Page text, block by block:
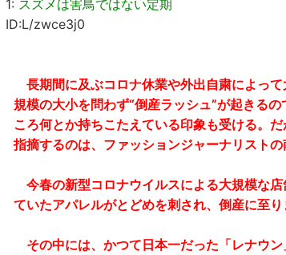
1: スズメは害鳥ではない定期
ID:L/zwce3j0
長期間に及ぶコロナ休業や外出自粛によっ
規模の大小を問わず“倒産ラッシュ”が起きる
ころ何とか持ちこたえている印象も受ける。
指摘するのは、ファッションジャーナリストの
今春の新型コロナウイルスによる大規模な
ていたアパレルがとどめを刺され、倒産に至り
その中には、かつて日本一だった「レナウ